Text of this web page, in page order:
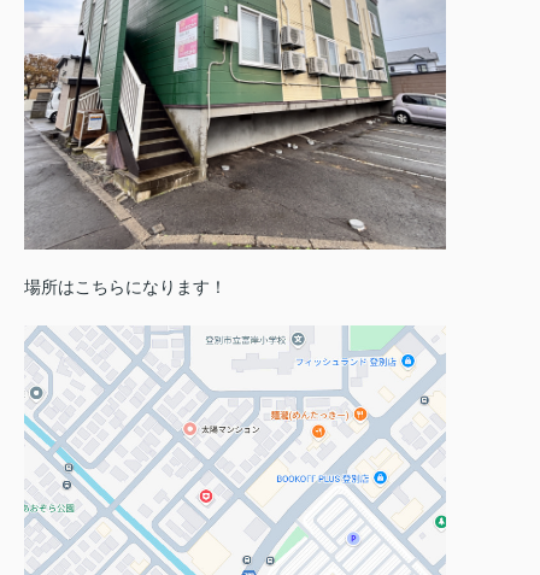
場所はこちらになります！